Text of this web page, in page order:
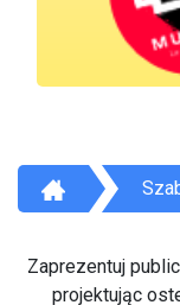
Zaprezentuj
projektując